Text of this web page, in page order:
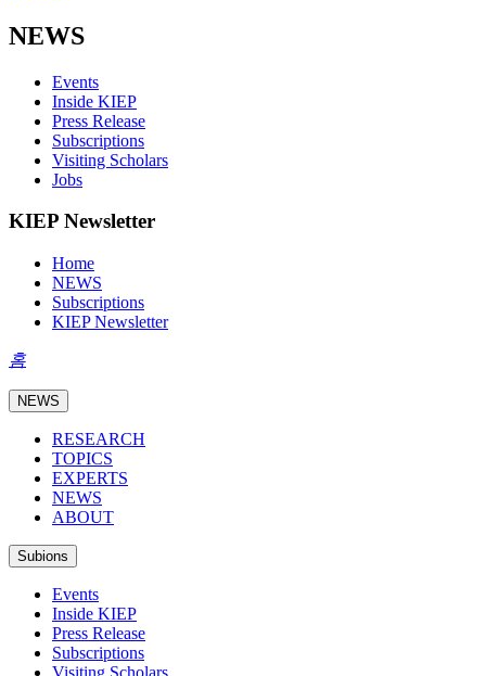
NEWS
Events
Inside KIEP
Press Release
Subscriptions
Visiting Scholars
Jobs
KIEP Newsletter
Home
NEWS
Subscriptions
KIEP Newsletter
홈
NEWS
RESEARCH
TOPICS
EXPERTS
NEWS
ABOUT
Subions
Events
Inside KIEP
Press Release
Subscriptions